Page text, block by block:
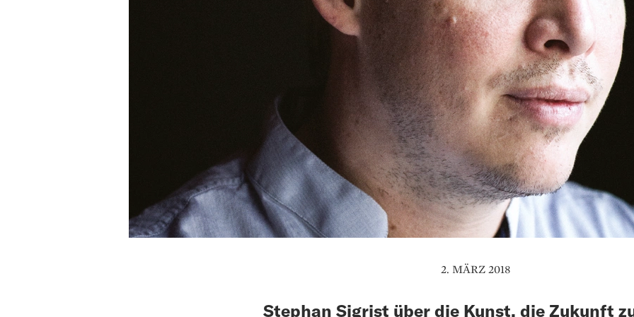
2. MÄRZ 2018
Stephan Sigrist über die Kunst, die Zukunft